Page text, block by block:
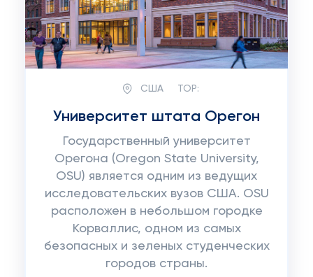
США TOP:
Университет штата Орегон
Государственный университет
Орегона (Oregon State University,
OSU) является одним из ведущих
исследовательских вузов США. OSU
расположен в небольшом городке
Корваллис, одном из самых
безопасных и зеленых студенческих
городов страны.